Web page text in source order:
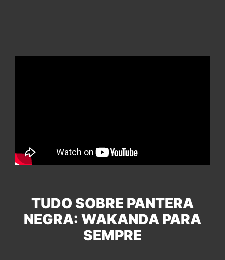
TUDO SOBRE PANTERA
NEGRA: WAKANDA PARA
SEMPRE